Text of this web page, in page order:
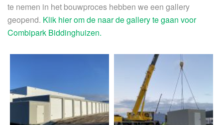
te nemen in het bouwproces hebben we een gallery
geopend. Klik hier om de naar de gallery te gaan voor
Combipark Biddinghuizen.